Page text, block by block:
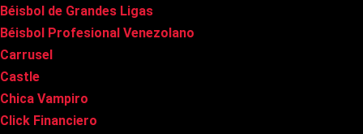
Béisbol de Grandes Ligas
Béisbol Profesional Venezolano
Carrusel
Castle
Chica Vampiro
Click Financiero